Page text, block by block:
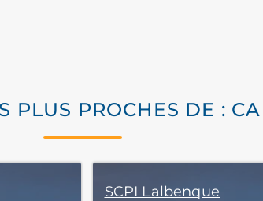
PLUS PROCHES DE :
SCPI Lalbenque